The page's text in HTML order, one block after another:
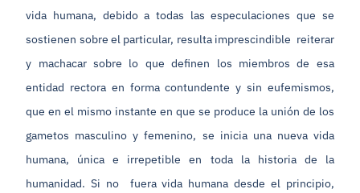
vida humana, debido a todas las especulaciones que se
sostienen sobre el particular, resulta imprescindible reiterar
y machacar sobre lo que definen los miembros de esa
entidad rectora en forma contundente y sin eufemismos,
que en el mismo instante en que se produce la unión de los
gametos masculino y femenino, se inicia una nueva vida
humana, única e irrepetible en toda la historia de la
humanidad. Si no fuera vida humana desde el principio,